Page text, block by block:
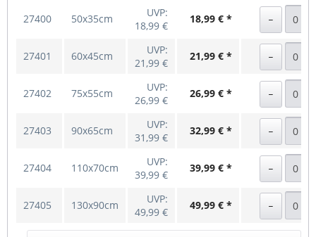
27400 50x35cm
UVP:
18,99 €
18,99 € *
27401 60x45cm
UVP:
21,99 €
21,99 € *
27402 75x55cm
UVP:
26,99 €
26,99 € *
27403 90x65cm
UVP:
31,99 €
32,99 € *
27404 110x70cm
UVP:
39,99 €
39,99 € *
27405 130x90cm
UVP:
49,99 €
49,99 € *